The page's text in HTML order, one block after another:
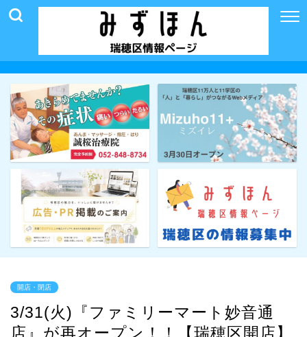
開店・閉店
3/31(火)『ファミリーマート妙音通
店』が再オープン！！【瑞穂区開店】